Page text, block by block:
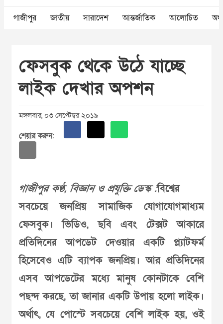
গাজীপুর জাতীয় সারাদেশ আন্তর্জাতিক আলোচিত
ফেসবুক থেকে উঠে যাচ্ছে
লাইক দেখার অপশন
মঙ্গলবার, ০৩ সেপ্টেম্বর ২০১৯
শেয়ার করুন:
গাজীপুর কণ্ঠ, বিজ্ঞান ও প্রযুক্তি ডেস্ক :বিশ্বের
সবচেয়ে জনপ্রিয় সামাজিক যোগাযোগমাধ্যম
ফেসবুক। ভিডিও, ছবি এবং টেক্সট আকারে
প্রতিদিনের আপডেট দেওয়ার একটি প্ল্যাটফর্ম
হিসেবেও এটি ব্যাপক জনপ্রিয়। আর প্রতিদিনের
এসব আপডেটের মধ্যে মানুষ কোনটাকে বেশি
পছন্দ করছে, তা জানার একটি উপায় হলো লাইক।
অর্থাৎ, যে পোস্টে সবচেয়ে বেশি লাইক হয়, ওই